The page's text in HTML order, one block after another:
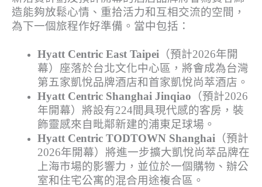
造能夠放鬆心情、重拾活力和互相交流的空間，
為下一個旅程作好準備。當中包括：
Hyatt Centric East Taipei （預計2026年開
幕）座落於台北文化中心區，將會成為台灣
第五家凱悅品牌酒店和首家凱悅尚萃酒店。
Hyatt Centric Shanghai Jinqiao （預計2026
年開幕）將設有224間具現代感的客房，裝
飾靈感來自毗鄰新建的浦東足球場。
Hyatt Centric TODTOWN Shanghai （預計
2026年開幕）將進一步擴大凱悅尚萃品牌在
上海市場的影響力，並位於一個購物、辦公
室和住宅公寓的混合用途複合區。